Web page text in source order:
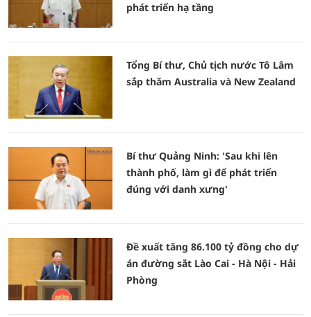
phát triển hạ tầng
Tổng Bí thư, Chủ tịch nước Tô Lâm
sắp thăm Australia và New Zealand
Bí thư Quảng Ninh: 'Sau khi lên
thành phố, làm gì để phát triển
đúng với danh xưng'
Đề xuất tăng 86.100 tỷ đồng cho dự
án đường sắt Lào Cai - Hà Nội - Hải
Phòng